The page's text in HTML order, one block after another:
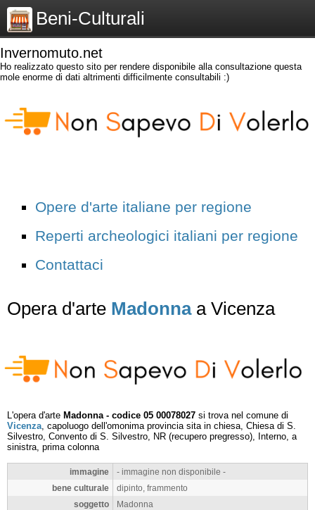
Beni-Culturali
Invernomuto.net
Ho realizzato questo sito per rendere disponibile alla consultazione questa
mole enorme di dati altrimenti difficilmente consultabili :)
Opere d'arte italiane per regione
Reperti archeologici italiani per regione
Contattaci
Opera d'arte Madonnaa Vicenza
L'opera d'arte Madonna - codice 05 00078027 si trova nel comune di
Vicenza, capoluogo dell'omonima provincia sita in chiesa, Chiesa di S.
Silvestro, Convento di S. Silvestro, NR (recupero pregresso), Interno, a
sinistra, prima colonna
immagine
- immagine non disponibile -
bene culturale
dipinto, frammento
soggetto
Madonna